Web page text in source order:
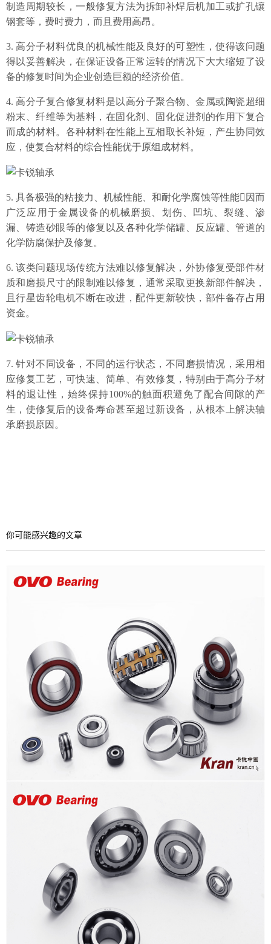
新闻聚焦
招贤纳士
联系我们
制造周期较长，一般修复方法为拆卸补焊后机加工或扩孔镶
钢套等，费时费力，而且费用高昂。
3.高分子材料优良的机械性能及良好的可塑性，使得该问题
得以妥善解决，在保证设备正常运转的情况下大大缩短了设
备的修复时间为企业创造巨额的经济价值。
4.高分子复合修复材料是以高分子聚合物、金属或陶瓷超细
粉末、纤维等为基料，在固化剂、固化促进剂的作用下复合
而成的材料。各种材料在性能上互相取长补短，产生协同效
应，使复合材料的综合性能优于原组成材料。
5.具备极强的粘接力、机械性能、和耐化学腐蚀等性能因而
广泛应用于金属设备的机械磨损、划伤、凹坑、裂缝、渗
漏、铸造砂眼等的修复以及各种化学储罐、反应罐、管道的
化学防腐保护及修复。
6.该类问题现场传统方法难以修复解决，外协修复受部件材
质和磨损尺寸的限制难以修复，通常采取更换新部件解决，
且行星齿轮电机不断在改进，配件更新较快，部件备存占用
资金。
7.针对不同设备，不同的运行状态，不同磨损情况，采用相
应修复工艺，可快速、简单、有效修复，特别由于高分子材
料的退让性，始终保持100%的触面积避免了配合间隙的产
生，使修复后的设备寿命甚至超过新设备，从根本上解决轴
承磨损原因。
你可能感兴趣的文章